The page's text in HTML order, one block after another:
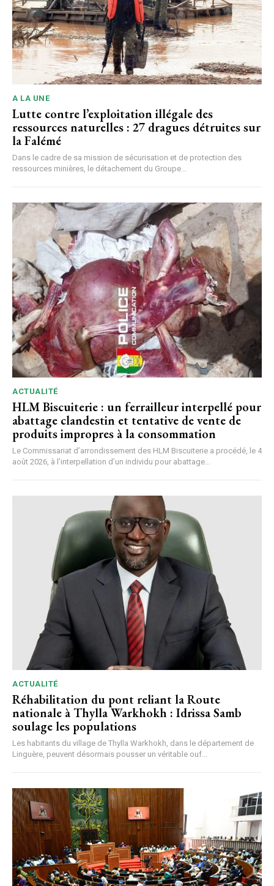
A LA UNE
Lutte contre l’exploitation illégale des
ressources naturelles : 27 dragues détruites sur
la Falémé
Dans le cadre de sa mission de sécurisation et de protection des
ressources minières, le détachement du Groupe...
ACTUALITÉ
HLM Biscuiterie : un ferrailleur interpellé pour
abattage clandestin et tentative de vente de
produits impropres à la consommation
Le Commissariat d’arrondissement des HLM Biscuiterie a procédé, le 4
août 2026, à l’interpellation d’un individu pour abattage...
ACTUALITÉ
Réhabilitation du pont reliant la Route
nationale à Thylla Warkhokh : Idrissa Samb
soulage les populations
Les habitants du village de Thylla Warkhokh, dans le département de
Linguère, peuvent désormais pousser un véritable ouf...